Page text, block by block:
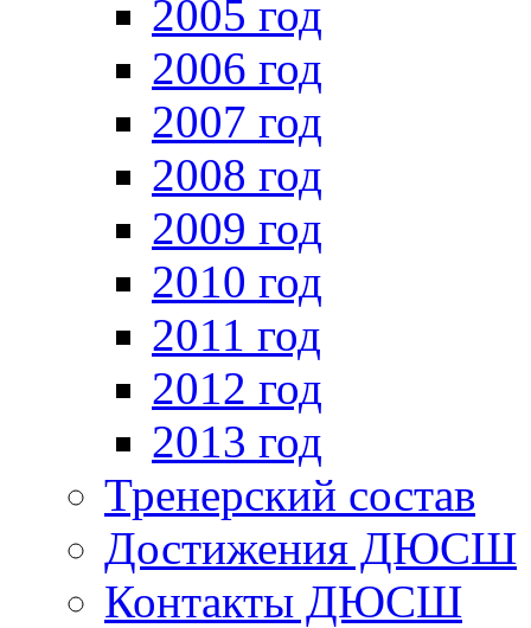
2005 год
2006 год
2007 год
2008 год
2009 год
2010 год
2011 год
2012 год
2013 год
Тренерский состав
Достижения ДЮСШ
Контакты ДЮСШ